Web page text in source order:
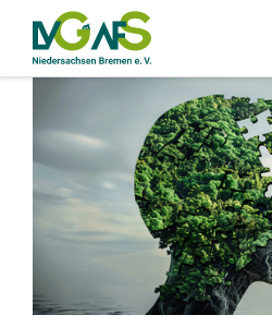
ZUM HAUPTINHALT SPRINGEN
ZUR SUCHE SPRINGEN